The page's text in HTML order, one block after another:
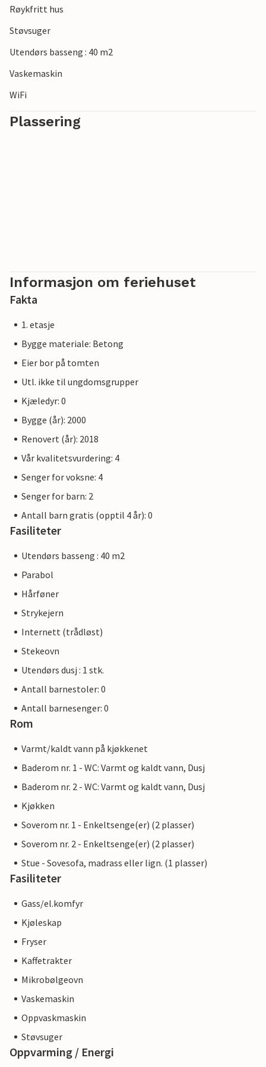
Røykfritt hus
Støvsuger
Utendørs basseng : 40 m2
Vaskemaskin
WiFi
Plassering
Informasjon om feriehuset
Fakta
1. etasje
Bygge materiale: Betong
Eier bor på tomten
Utl. ikke til ungdomsgrupper
Kjæledyr: 0
Bygge (år): 2000
Renovert (år): 2018
Vår kvalitetsvurdering: 4
Senger for voksne: 4
Senger for barn: 2
Antall barn gratis (opptil 4 år): 0
Fasiliteter
Utendørs basseng : 40 m2
Parabol
Hårføner
Strykejern
Internett (trådløst)
Stekeovn
Utendørs dusj : 1 stk.
Antall barnestoler: 0
Antall barnesenger: 0
Rom
Varmt/kaldt vann på kjøkkenet
Baderom nr. 1 - WC: Varmt og kaldt vann, Dusj
Baderom nr. 2 - WC: Varmt og kaldt vann, Dusj
Kjøkken
Soverom nr. 1 - Enkeltsenge(er) (2 plasser)
Soverom nr. 2 - Enkeltsenge(er) (2 plasser)
Stue - Sovesofa, madrass eller lign. (1 plasser)
Fasiliteter
Gass/el.komfyr
Kjøleskap
Fryser
Kaffetrakter
Mikrobølgeovn
Vaskemaskin
Oppvaskmaskin
Støvsuger
Oppvarming / Energi